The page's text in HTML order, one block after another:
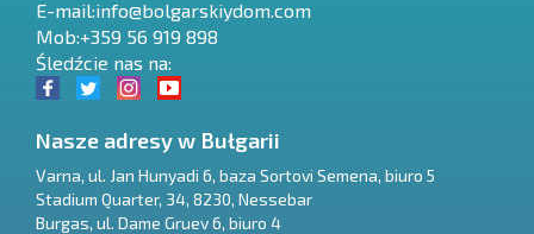
E-mail:info@bolgarskiydom.com
Mob:+359 56 919 898
Śledźcie nas na:
Nasze adresy w Bułgarii
Varna, ul. Jan Hunyadi 6, baza Sortovi Semena, biuro 5
Stadium Quarter, 34, 8230, Nessebar
Burgas, ul. Dame Gruev 6, biuro 4